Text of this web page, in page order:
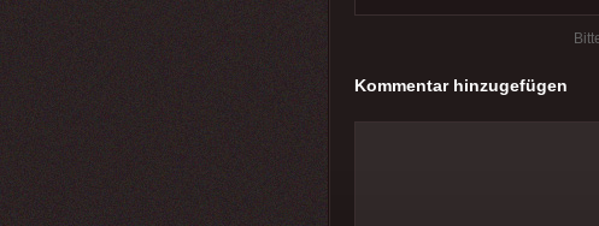
Kommentar hinzugefügen